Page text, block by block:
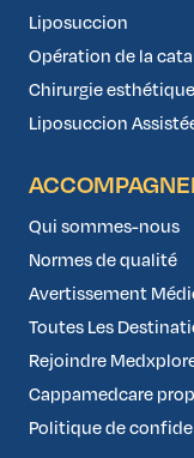
Liposuccion
Opération de la
Chirurgie
Liposuccion
Qui sommes-nous
Normes de qualité
Avertissement
Toutes Les
Rejoindre
Cappamedcare
Politique de